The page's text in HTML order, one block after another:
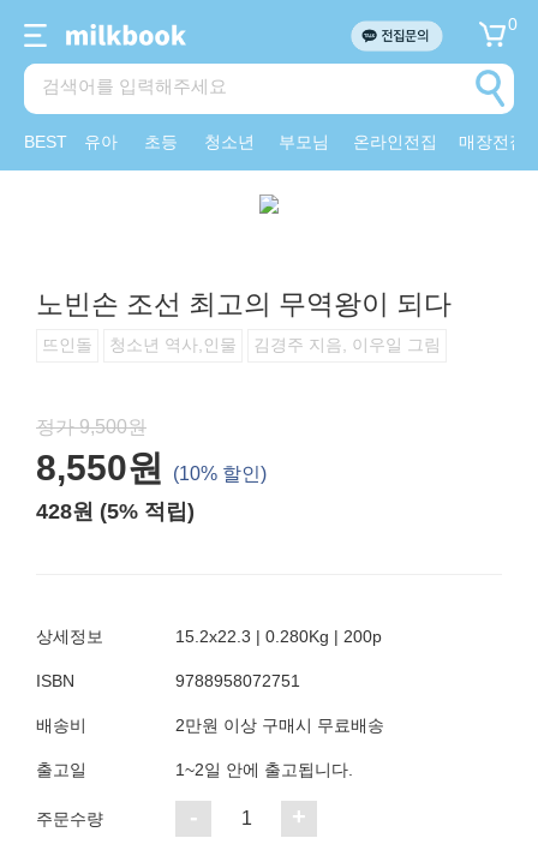
0
BEST 유아 초등 청소년 부모님 온라인전집 매장전집
노빈손 조선 최고의 무역왕이 되다
뜨인돌 청소년 역사,인물 김경주 지음, 이우일 그림
정가 9,500원
8,550원 (10% 할인)
428원 (5% 적립)
상세정보 15.2x22.3 | 0.280Kg | 200p
ISBN 9788958072751
배송비 2만원 이상 구매시 무료배송
출고일 1~2일 안에 출고됩니다.
주문수량 - 1 +